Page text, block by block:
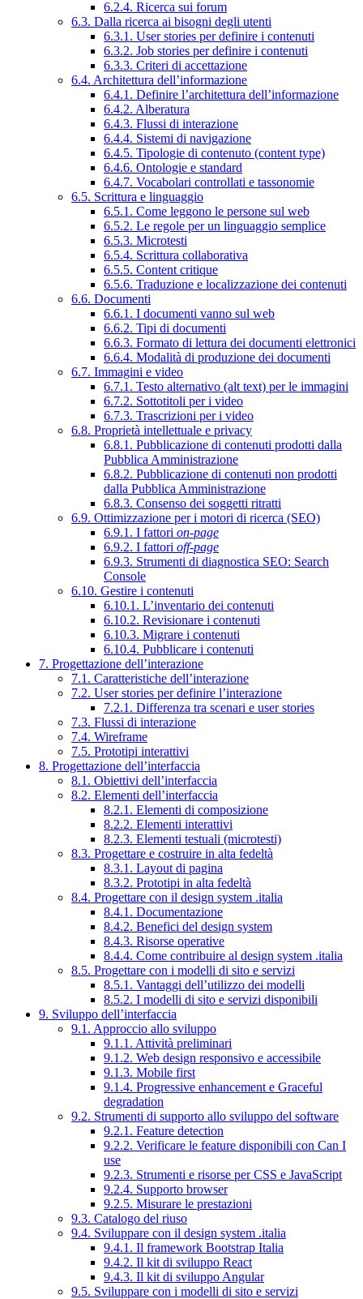
6.2.4. Ricerca sui forum
6.3. Dalla ricerca ai bisogni degli utenti
6.3.1. User stories per definire i contenuti
6.3.2. Job stories per definire i contenuti
6.3.3. Criteri di accettazione
6.4. Architettura dell’informazione
6.4.1. Definire l’architettura dell’informazione
6.4.2. Alberatura
6.4.3. Flussi di interazione
6.4.4. Sistemi di navigazione
6.4.5. Tipologie di contenuto (content type)
6.4.6. Ontologie e standard
6.4.7. Vocabolari controllati e tassonomie
6.5. Scrittura e linguaggio
6.5.1. Come leggono le persone sul web
6.5.2. Le regole per un linguaggio semplice
6.5.3. Microtesti
6.5.4. Scrittura collaborativa
6.5.5. Content critique
6.5.6. Traduzione e localizzazione dei contenuti
6.6. Documenti
6.6.1. I documenti vanno sul web
6.6.2. Tipi di documenti
6.6.3. Formato di lettura dei documenti elettronici
6.6.4. Modalità di produzione dei documenti
6.7. Immagini e video
6.7.1. Testo alternativo (alt text) per le immagini
6.7.2. Sottotitoli per i video
6.7.3. Trascrizioni per i video
6.8. Proprietà intellettuale e privacy
6.8.1. Pubblicazione di contenuti prodotti dalla
Pubblica Amministrazione
6.8.2. Pubblicazione di contenuti non prodotti
dalla Pubblica Amministrazione
6.8.3. Consenso dei soggetti ritratti
6.9. Ottimizzazione per i motori di ricerca (SEO)
6.9.1. I fattori on-page
6.9.2. I fattori off-page
6.9.3. Strumenti di diagnostica SEO: Search
Console
6.10. Gestire i contenuti
6.10.1. L’inventario dei contenuti
6.10.2. Revisionare i contenuti
6.10.3. Migrare i contenuti
6.10.4. Pubblicare i contenuti
7. Progettazione dell’interazione
7.1. Caratteristiche dell’interazione
7.2. User stories per definire l’interazione
7.2.1. Differenza tra scenari e user stories
7.3. Flussi di interazione
7.4. Wireframe
7.5. Prototipi interattivi
8. Progettazione dell’interfaccia
8.1. Obiettivi dell’interfaccia
8.2. Elementi dell’interfaccia
8.2.1. Elementi di composizione
8.2.2. Elementi interattivi
8.2.3. Elementi testuali (microtesti)
8.3. Progettare e costruire in alta fedeltà
8.3.1. Layout di pagina
8.3.2. Prototipi in alta fedeltà
8.4. Progettare con il design system .italia
8.4.1. Documentazione
8.4.2. Benefici del design system
8.4.3. Risorse operative
8.4.4. Come contribuire al design system .italia
8.5. Progettare con i modelli di sito e servizi
8.5.1. Vantaggi dell’utilizzo dei modelli
8.5.2. I modelli di sito e servizi disponibili
9. Sviluppo dell’interfaccia
9.1. Approccio allo sviluppo
9.1.1. Attività preliminari
9.1.2. Web design responsivo e accessibile
9.1.3. Mobile first
9.1.4. Progressive enhancement e Graceful
degradation
9.2. Strumenti di supporto allo sviluppo del software
9.2.1. Feature detection
9.2.2. Verificare le feature disponibili con Can I
use
9.2.3. Strumenti e risorse per CSS e JavaScript
9.2.4. Supporto browser
9.2.5. Misurare le prestazioni
9.3. Catalogo del riuso
9.4. Sviluppare con il design system .italia
9.4.1. Il framework Bootstrap Italia
9.4.2. Il kit di sviluppo React
9.4.3. Il kit di sviluppo Angular
9.5. Sviluppare con i modelli di sito e servizi